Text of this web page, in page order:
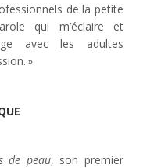
de la petite
qui m’éclaire et
avec les adultes
»
de peau, son premier